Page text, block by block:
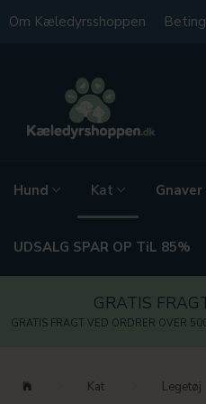
Om Kæledyrsshoppen
Hund Kat Gnaver
UDSALG SPAR OP TiL 85%
GRATIS
GRATIS FRAGT VED ORDRER OVER
Kat Legetøj